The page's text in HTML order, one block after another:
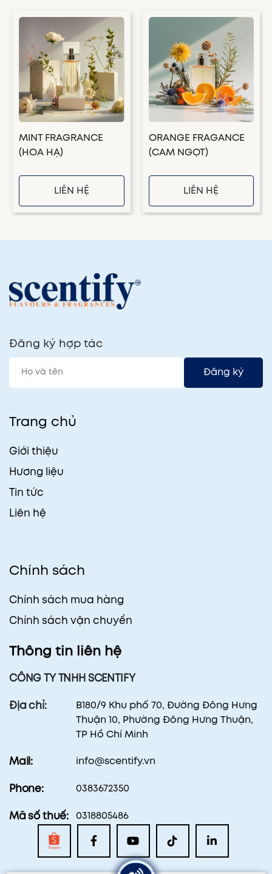
MINT FRAGRANCE
(HOA HẠ)
LIÊN HỆ
ORANGE FRAGANCE
(CAM NGỌT)
LIÊN HỆ
Đăng ký hợp tác
Đăng ký
Trang chủ
Giới thiệu
Hương liệu
Tin tức
Liên hệ
Chính sách
Chính sách mua hàng
Chính sách vận chuyển
Thông tin liên hệ
CÔNG TY TNHH SCENTIFY
Địa chỉ:
B180/9 Khu phố 70, Đường Đông Hưng
Thuận 10, Phường Đông Hưng Thuận,
TP Hồ Chí Minh
Mail: info@scentify.vn
Phone: 0383672350
Mã số thuế: 0318805486